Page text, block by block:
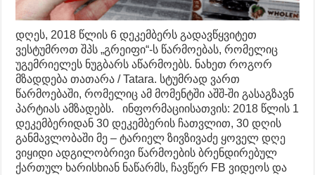
დღეს, 2018 წლის 6 დეკემბერს გადავწყვიტეთ
ვესტუმროთ შპს „გრეიფი“-ს წარმოებას, რომელიც
უგემრიელეს ნუგბარს აწარმოებს. ნახეთ როგორ
მზადდება თათარა / Tatara. სტუმრად ვართ
წარმოებაში, რომელიც ამ მომენტში აშშ-ში გასაგზავნ
პარტიას ამზადებს. ინფორმაციისათვის: 2018 წლის 1
დეკემბერიდან 30 დეკემბერის ჩათვლით, 30 დღის
განმავლობაში მე – ტარიელ ზივზივაძე ყოველ დღე
ვიყიდი ადგილობრივი წარმოების ბრენდირებულ
ქართულ ხარისხიან ნაწარმს, ჩავწერ FB ვიდეოს და